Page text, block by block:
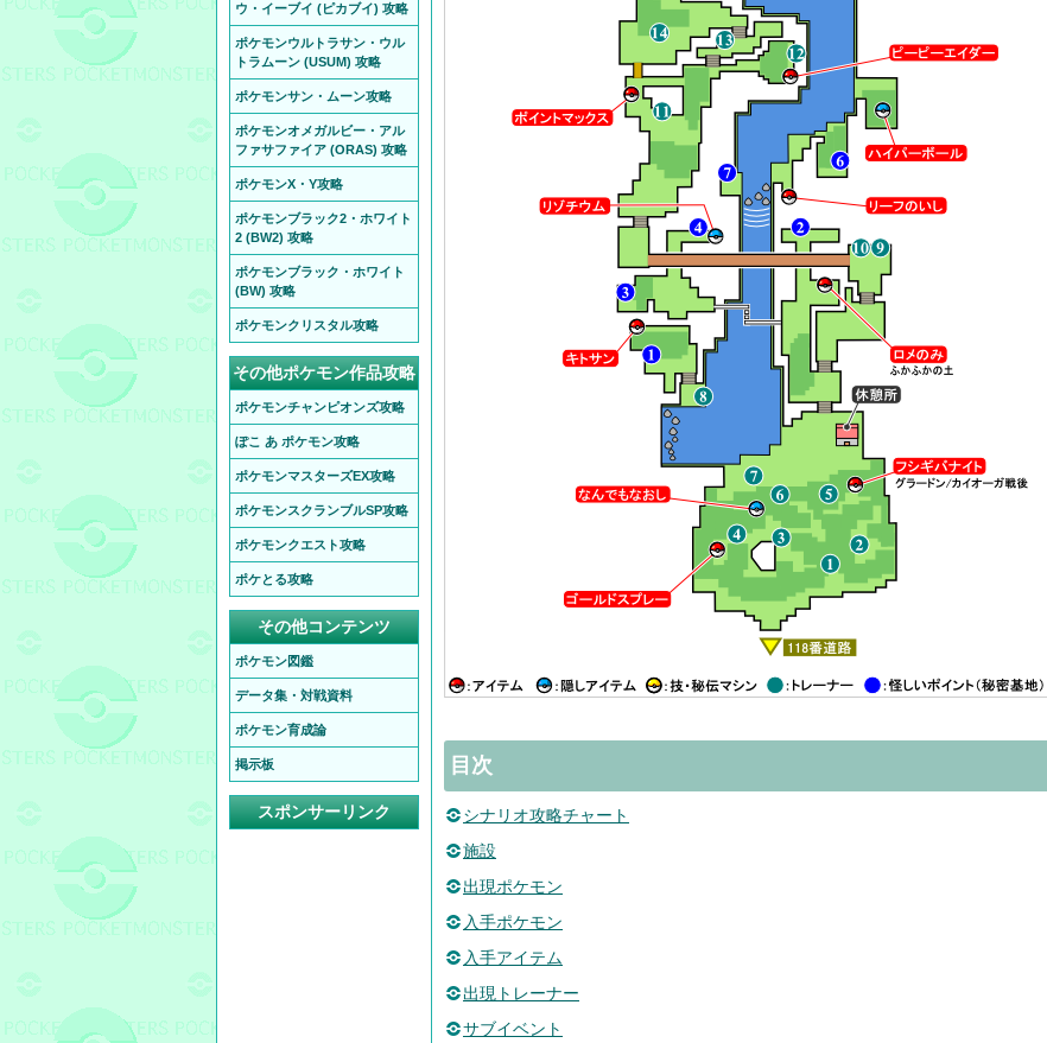
目次
シナリオ攻略チャート
施設
出現ポケモン
入手ポケモン
入手アイテム
出現トレーナー
サブイベント
ウ・イーブイ (ピカブイ) 攻略
ポケモンウルトラサン・ウル
トラムーン (USUM) 攻略
ポケモンサン・ムーン攻略
ポケモンオメガルビー・アル
ファサファイア (ORAS) 攻略
ポケモンX・Y攻略
ポケモンブラック2・ホワイト
2 (BW2) 攻略
ポケモンブラック・ホワイト
(BW) 攻略
ポケモンクリスタル攻略
その他ポケモン作品攻略
ポケモンチャンピオンズ攻略
ぽこ あ ポケモン攻略
ポケモンマスターズEX攻略
ポケモンスクランブルSP攻略
ポケモンクエスト攻略
ポケとる攻略
その他コンテンツ
ポケモン図鑑
データ集・対戦資料
ポケモン育成論
掲示板
スポンサーリンク